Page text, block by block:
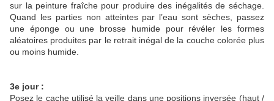
sur la peinture fraîche pour produire des inégalités de séchage.
Quand les parties non atteintes par l’eau sont sèches, passez
une éponge ou une brosse humide pour révéler les formes
aléatoires produites par le retrait inégal de la couche colorée plus
ou moins humide.
3e jour :
Posez le cache utilisé la veille dans une positions inversée (haut /